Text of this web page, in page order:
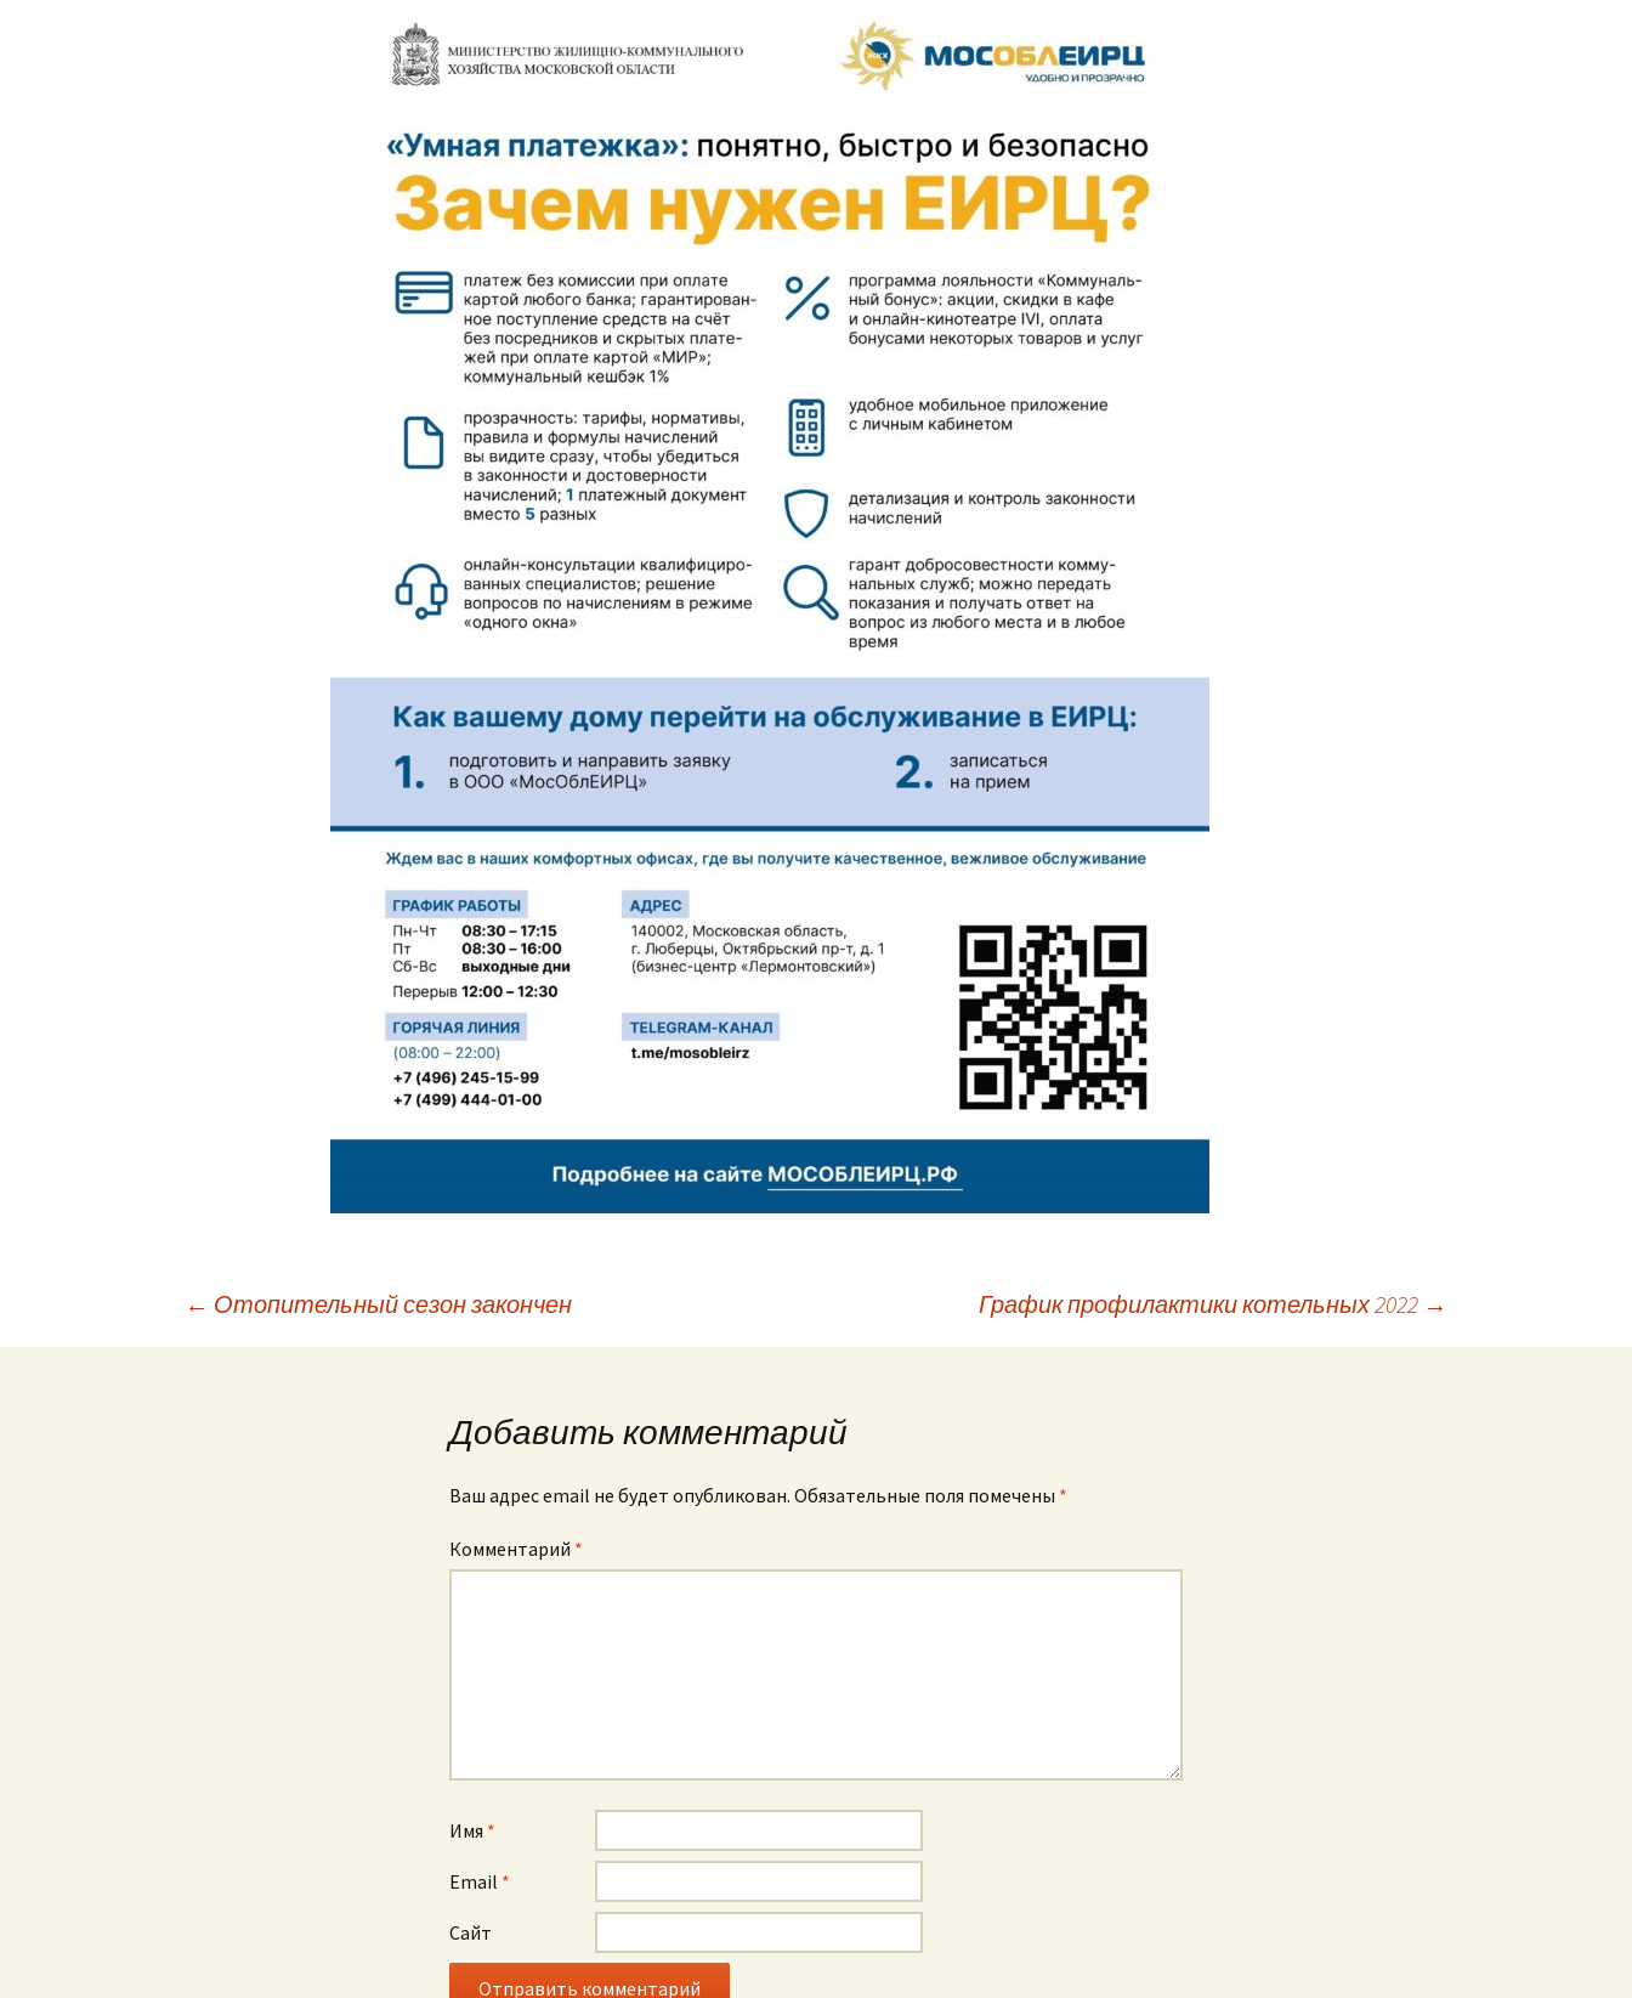
Навигация
← Отопительный сезон закончен График профилактики котельных 2022 →
Добавить комментарий
Ваш адрес email не будет опубликован. Обязательные поля помечены *
Комментарий *
Имя *
Email *
Сайт